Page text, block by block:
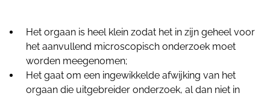
Het orgaan is heel klein zodat het in zijn geheel voor
het aanvullend microscopisch onderzoek moet
worden meegenomen;
Het gaat om een ingewikkelde afwijking van het
orgaan die uitgebreider onderzoek, al dan niet in